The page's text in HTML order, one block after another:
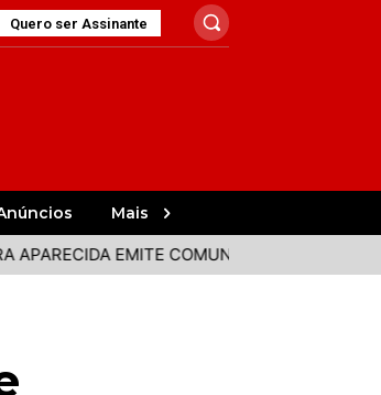
Quero ser Assinante
Mais
EMITE COMUNICADO APÓS